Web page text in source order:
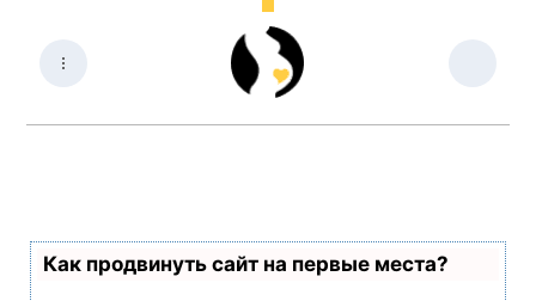
Как продвинуть сайт на первые места?